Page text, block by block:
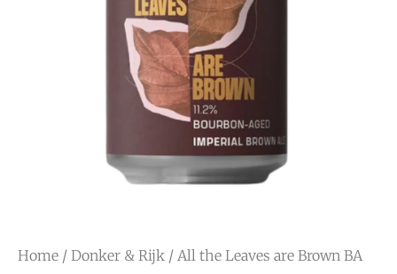
Home / Donker & Rijk / All the Leaves are Brown BA